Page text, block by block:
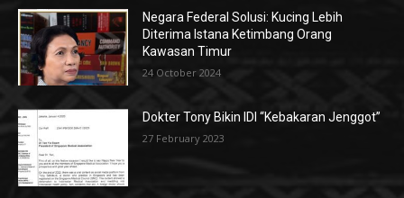
Negara Federal Solusi: Kucing Lebih
Diterima Istana Ketimbang Orang
Kawasan Timur
24 October 2024
Dokter Tony Bikin IDI “Kebakaran Jenggot”
27 February 2023